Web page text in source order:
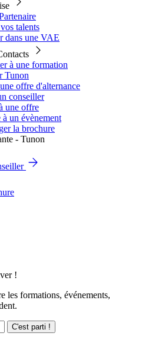
talents
dans une VAE
à une formation
Tunon
offre d'alternance
conseiller
une offre
à un évènement
la brochure
!
les formations, événements,
C'est parti !